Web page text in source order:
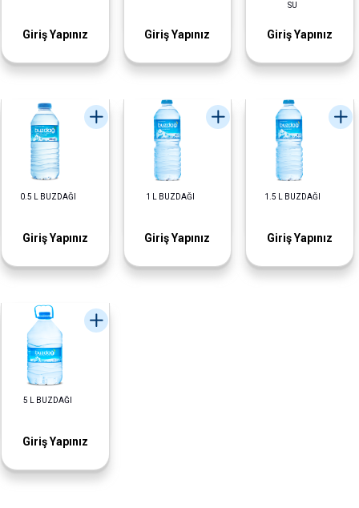
Giriş Yapınız Giriş Yapınız
SU
Giriş Yapınız
0.5 L BUZDAĞI
Giriş Yapınız
1 L BUZDAĞI
Giriş Yapınız
1.5 L BUZDAĞI
Giriş Yapınız
5 L BUZDAĞI
Giriş Yapınız